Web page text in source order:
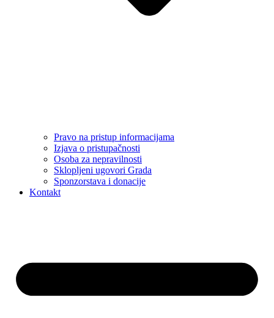
Pravo na pristup informacijama
Izjava o pristupačnosti
Osoba za nepravilnosti
Sklopljeni ugovori Grada
Sponzorstava i donacije
Kontakt